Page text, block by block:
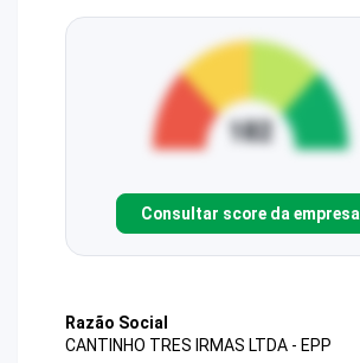
Consultar score da empresa
Razão Social
CANTINHO TRES IRMAS LTDA - EPP